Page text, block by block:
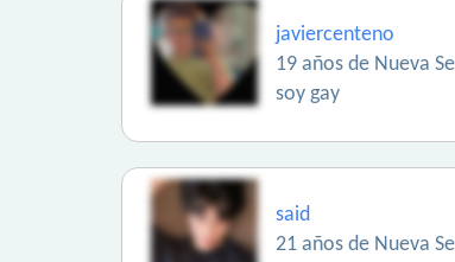
javiercenteno
19 años de Nueva
soy gay
said
21 años de Nueva